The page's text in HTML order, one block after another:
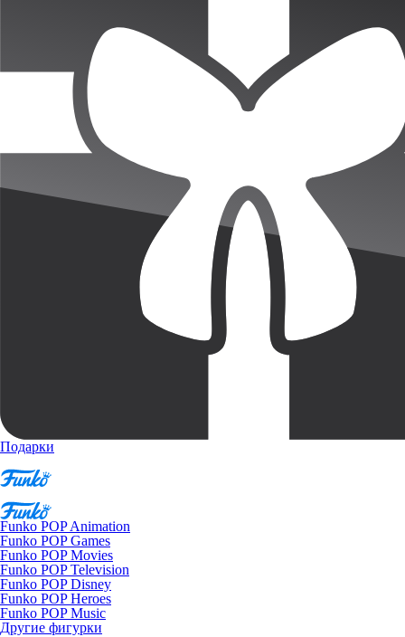
Подарки
Funko POP Animation
Funko POP Games
Funko POP Movies
Funko POP Television
Funko POP Disney
Funko POP Heroes
Funko POP Music
Другие фигурки